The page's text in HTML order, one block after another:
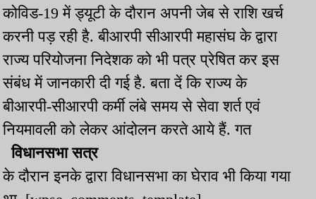
कोविड-19 में ड्यूटी के दौरान अपनी जेब से राशि खर्च
करनी पड़ रही है. बीआरपी सीआरपी महासंघ के द्वारा
राज्य परियोजना निदेशक को भी पत्र प्रेषित कर इस
संबंध में जानकारी दी गई है. बता दें कि राज्य के
बीआरपी-सीआरपी कर्मी लंबे समय से सेवा शर्त एवं
नियमावली को लेकर आंदोलन करते आये हैं. गत
विधानसभा सत्र
के दौरान इनके द्वारा विधानसभा का घेराव भी किया गया